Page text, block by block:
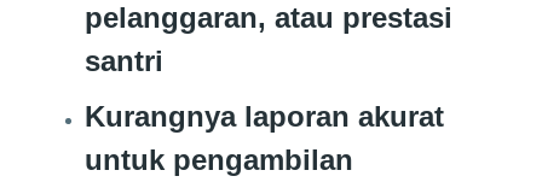
pelanggaran, atau prestasi
santri
Kurangnya laporan akurat
untuk pengambilan